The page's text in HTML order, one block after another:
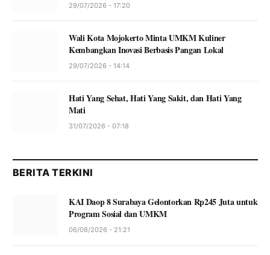
29/07/2026 - 17:20
Wali Kota Mojokerto Minta UMKM Kuliner
Kembangkan Inovasi Berbasis Pangan Lokal
29/07/2026 - 14:14
Hati Yang Sehat, Hati Yang Sakit, dan Hati Yang
Mati
31/07/2026 - 07:18
BERITA TERKINI
KAI Daop 8 Surabaya Gelontorkan Rp245 Juta untuk
Program Sosial dan UMKM
06/08/2026 - 21:21